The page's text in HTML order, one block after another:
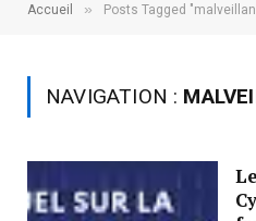
Accueil » Posts Tagged
NAVIGATION :